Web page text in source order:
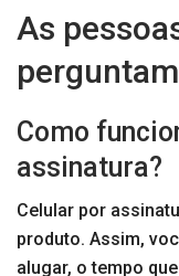
As
perguntam
Como
assinatura?
Celular por
produto. Assim,
alugar, o tempo